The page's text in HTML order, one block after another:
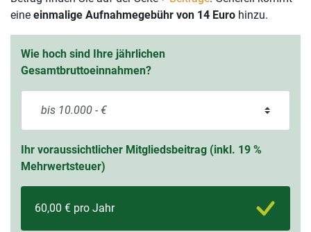
eine einmalige Aufnahmegebühr von 14 Euro hinzu.
Wie hoch sind Ihre jährlichen
Gesamtbruttoeinnahmen?
Ihr voraussichtlicher Mitgliedsbeitrag (inkl. 19 %
Mehrwertsteuer)
60,00 € pro Jahr